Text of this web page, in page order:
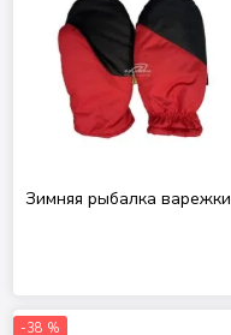
Зимняя рыбалка варежки
-38 %